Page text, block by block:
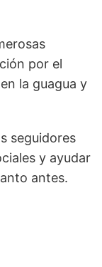
por el
la guagua y
seguidores
y ayudar
antes.